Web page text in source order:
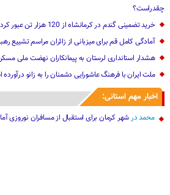
چقدراست؟
خرید تضمینی گندم در کرمانشاه از 120 هزار تن عبور کرد
آمادگی کامل قم برای میزبانی از زائران مراسم تشییع
هشدار استانداری لرستان به پیمانکاران نهضت ملی
ملت ایران با فرهنگ عاشورایی دشمنان را به زانو
اخبار مهم استانی:
محمددرشهر کرمان برای استقبال از مسافران نوروزی